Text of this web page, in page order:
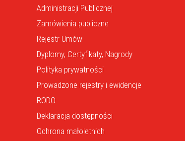
Administracji Publicznej
Zamówienia publiczne
Rejestr Umów
Dyplomy, Certyfikaty, Nagrody
Polityka prywatności
Prowadzone rejestry i ewidencje
RODO
Deklaracja dostępności
Ochrona małoletnich